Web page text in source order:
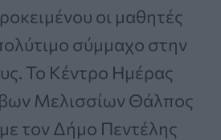
οι μαθητές
σύμμαχο στην
Το Κέντρο Ημέρας
Μελισσίων Θάλπος
τον Δήμο Πεντέλης